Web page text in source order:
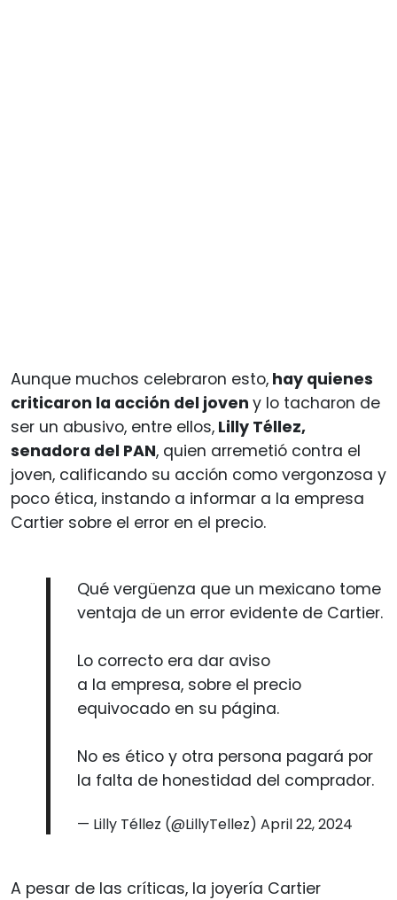
Aunque muchos celebraron esto, hay quienes
criticaron la acción del joven y lo tacharon de
ser un abusivo, entre ellos, Lilly Téllez,
senadora del PAN, quien arremetió contra el
joven, calificando su acción como vergonzosa y
poco ética, instando a informar a la empresa
Cartier sobre el error en el precio.
Qué vergüenza que un mexicano tome
ventaja de un error evidente de Cartier.
Lo correcto era dar aviso
a la empresa, sobre el precio
equivocado en su página.
No es ético y otra persona pagará por
la falta de honestidad del comprador.
— Lilly Téllez (@LillyTellez) April 22, 2024
A pesar de las críticas, la joyería Cartier